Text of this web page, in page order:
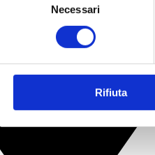
Necessari
Rifiuta